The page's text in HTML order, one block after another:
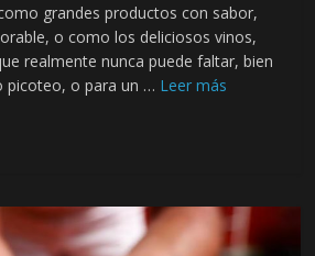
grandes productos con sabor,
o como los deliciosos vinos,
realmente nunca puede faltar, bien
picoteo, o para un … Leer más